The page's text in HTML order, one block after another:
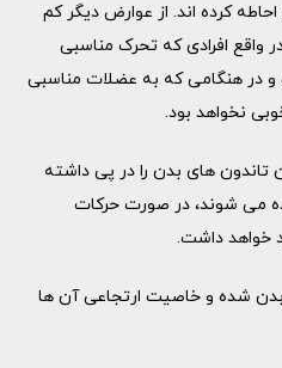
کرده اند. از عوارض دیگر کم
افرادی که تحرک مناسبی
و در هنگامی که به عضلات مناسبی
نخواهد بود.
های بدن را در پی داشته
می شوند، در صورت حرکات
خواهد داشت.
شده و خاصیت ارتجاعی آن ها